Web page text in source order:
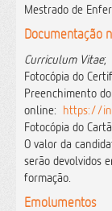
Mestrado de
Documentação
Curriculum Vitae;
Fotocópia do
Preenchimento
online: https://
Fotocópia do
O valor da
serão devolvidos
formação.
Emolumentos